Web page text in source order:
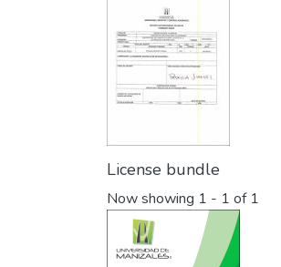
License bundle
Now showing 1 - 1 of 1